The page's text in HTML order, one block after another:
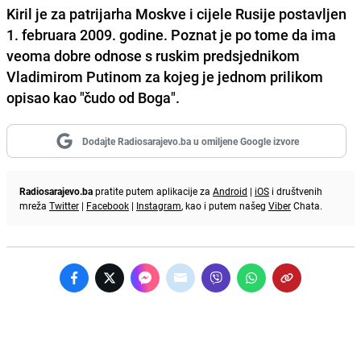
Kiril je za patrijarha Moskve i cijele Rusije postavljen
1. februara 2009. godine. Poznat je po tome da ima
veoma dobre odnose s ruskim predsjednikom
Vladimirom Putinom za kojeg je jednom prilikom
opisao kao "čudo od Boga".
Dodajte Radiosarajevo.ba u omiljene Google izvore
Radiosarajevo.bapratite putem aplikacije za Android | iOS i društvenih
mreža Twitter | Facebook | Instagram, kao i putem našeg ViberChata.